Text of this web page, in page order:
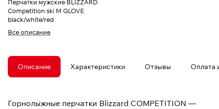
Перчатки мужские BLIZZARD
Competition ski M GLOVE
black/white/red
Все описание
Описание Характеристики Отзывы Оплата
Горнолыжные перчатки Blizzard COMPETITION —